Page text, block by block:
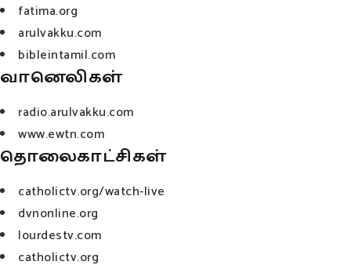
fatima.org
arulvakku.com
bibleintamil.com
வானெலிகள்
radio.arulvakku.com
www.ewtn.com
தொலைகாட்சிகள்
catholictv.org/watch-live
dvnonline.org
lourdestv.com
catholictv.org